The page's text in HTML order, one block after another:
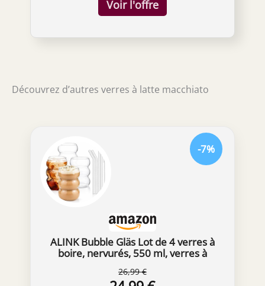
Découvrez d’autres verres à latte macchiato
ALINK Bubble Gläs Lot de 4 verres à
boire, nervurés, 550 ml, verres à
verres à cocktail
26,99 €
-7%